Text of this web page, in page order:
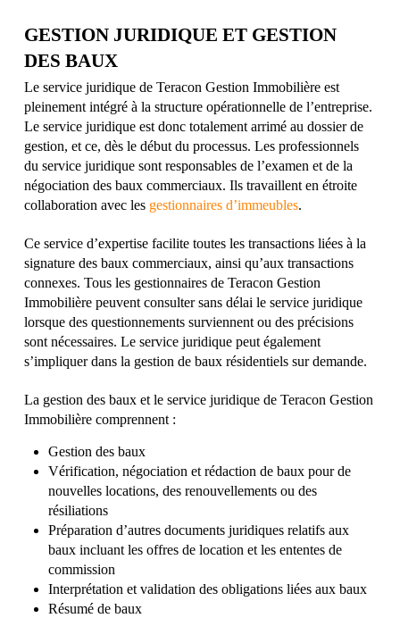
GESTION JURIDIQUE ET GESTION
DES BAUX
Le service juridique de Teracon Gestion Immobilière est
pleinement intégré à la structure opérationnelle de l’entreprise.
Le service juridique est donc totalement arrimé au dossier de
gestion, et ce, dès le début du processus. Les professionnels
du service juridique sont responsables de l’examen et de la
négociation des baux commerciaux. Ils travaillent en étroite
collaboration avec les gestionnaires d’immeubles.
Ce service d’expertise facilite toutes les transactions liées à la
signature des baux commerciaux, ainsi qu’aux transactions
connexes. Tous les gestionnaires de Teracon Gestion
Immobilière peuvent consulter sans délai le service juridique
lorsque des questionnements surviennent ou des précisions
sont nécessaires. Le service juridique peut également
s’impliquer dans la gestion de baux résidentiels sur demande.
La gestion des baux et le service juridique de Teracon Gestion
Immobilière comprennent :
Gestion des baux
Vérification, négociation et rédaction de baux pour de
nouvelles locations, des renouvellements ou des
résiliations
Préparation d’autres documents juridiques relatifs aux
baux incluant les offres de location et les ententes de
commission
Interprétation et validation des obligations liées aux baux
Résumé de baux